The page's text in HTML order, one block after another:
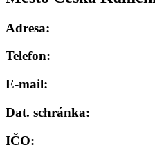
Adresa:
Telefon:
E-mail:
Dat. schránka:
IČO: